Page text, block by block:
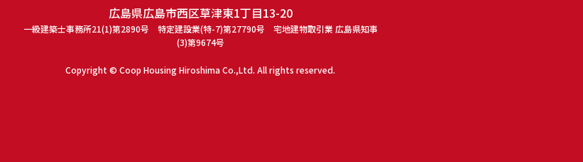
広島県広島市西区草津東1丁目13-20
一級建築士事務所21(1)第2890号 特定建設業(特-7)第27790号 宅地建物取引業 広島県知事
(3)第9674号
Copyright © Coop Housing Hiroshima Co.,Ltd. All rights reserved.